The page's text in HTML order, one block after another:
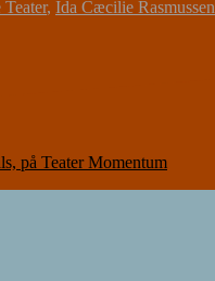
, Ida Cæcilie Rasmussen
på Teater Momentum